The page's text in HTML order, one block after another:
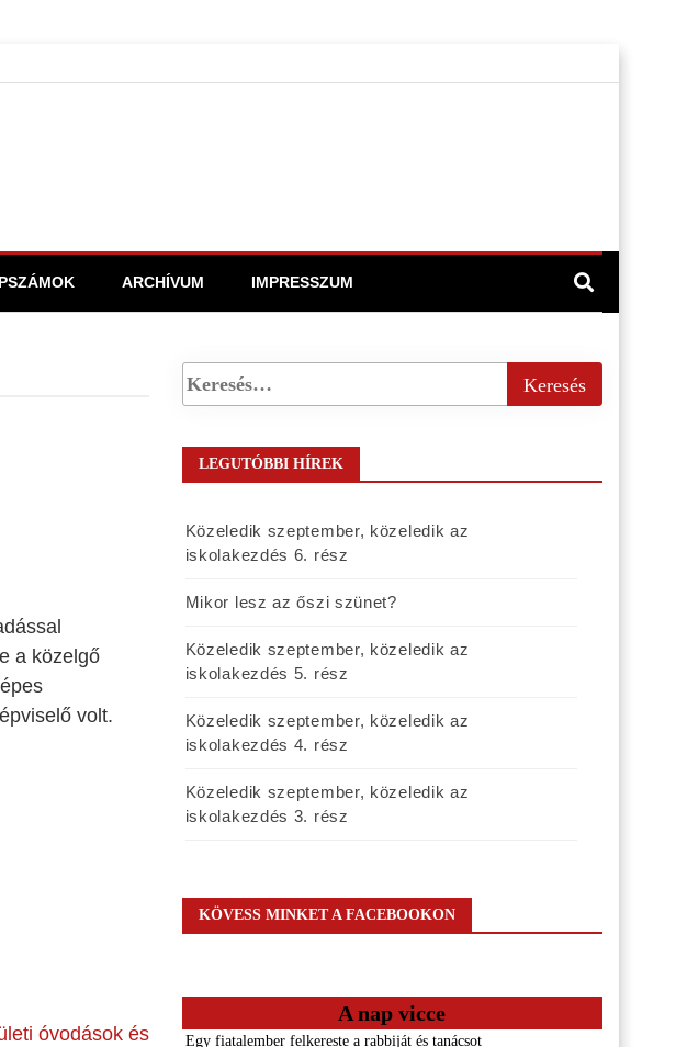
ARCHÍVUM IMPRESSZUM
a közelgő
volt.
óvodások és
LEGUTÓBBI HÍREK
Közeledik szeptember, közeledik az
iskolakezdés 6. rész
Mikor lesz az őszi szünet?
Közeledik szeptember, közeledik az
iskolakezdés 5. rész
Közeledik szeptember, közeledik az
iskolakezdés 4. rész
Közeledik szeptember, közeledik az
iskolakezdés 3. rész
KÖVESS MINKET A FACEBOOKON
A nap vicce